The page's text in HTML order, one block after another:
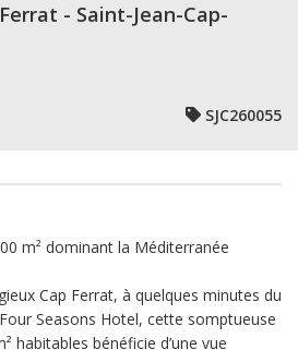
- Saint-Jean-Cap-
SJC260055
m² dominant la Méditerranée
Cap Ferrat, à quelques minutes du
Seasons Hotel, cette somptueuse
habitables bénéficie d’une vue